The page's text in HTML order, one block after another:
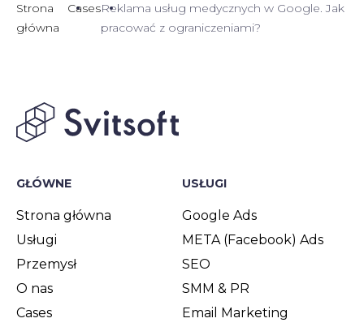
Strona
główna
CasesReklama usług medycznych w Google. Jak
pracować z ograniczeniami?
GŁÓWNE
Strona główna
Usługi
Przemysł
O nas
Cases
USŁUGI
Google Ads
META (Facebook) Ads
SEO
SMM & PR
Email Marketing